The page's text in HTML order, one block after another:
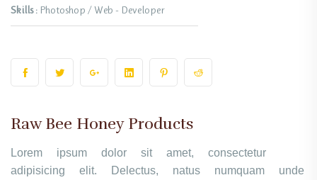
Skills : Photoshop / Web - Developer
Raw Bee Honey Products
Lorem ipsum dolor sit amet, consectetur
adipisicing elit. Delectus, natus numquam unde